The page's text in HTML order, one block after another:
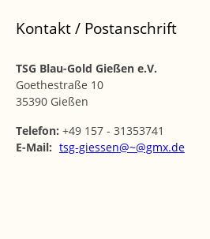
Kontakt / Postanschrift
TSG Blau-Gold Gießen e.V.
Goethestraße 10
35390 Gießen
Telefon: +49 157 - 31353741
E-Mail: tsg-giessen@~@gmx.de